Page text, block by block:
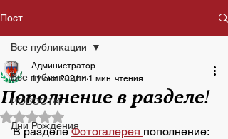
Пост
Все публикации
НОВОСТИ
Дни Рождения
Все публикации
Пополнение в разделе!
Администратор
11 окт. 2021 г. 1 мин. чтения
Оценка: не число из 5 звезд.
В разделе Фотогалерея пополнение: